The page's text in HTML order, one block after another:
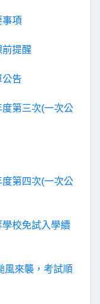
事項
提醒
公告
第三次(一次公
第四次(一次公
校免試入學續
風來襲，考試順